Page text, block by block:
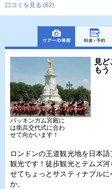
口コミを見る (62)
見
もう
バッキンガム宮殿に
は衛兵交代式に合わ
せて向かいます！
ロンドンの王道観光地を日本
観光です！徒歩観光とテムズ
せてちょっとサスティナブル
か。